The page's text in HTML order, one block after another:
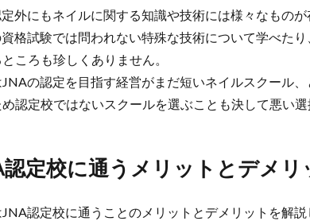
外にもネイルに関する知識や技術には様々なものが
格試験では問われない特殊な技術について学べた
ころも珍しくありません。
の認定を目指す経営がまだ短いネイルスクール、
認定校ではないスクールを選ぶことも決して悪い選
認定校に通うメリットとデメリ
JNA認定校に通うことのメリットとデメリットを解説